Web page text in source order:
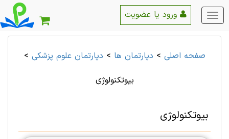
منو
اصلی
صفحه اصلی > دپارتمان ها > دپارتمان علوم پزشكی >
بيوتكنولوژی
بيوتكنولوژی